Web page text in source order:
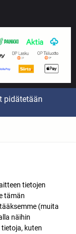
pidätetään
tietojen
tämän
(muita
näihin
kuten